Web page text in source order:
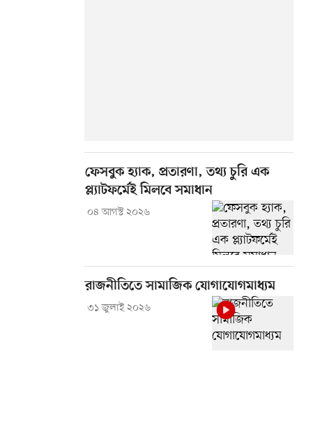
ফেসবুক হ্যাক, প্রতারণা, তথ্য চুরি এক
প্ল্যাটফর্মেই মিলবে সমাধান
০৪ আগস্ট ২০২৬
রাজনীতিতে সামাজিক যোগাযোগমাধ্যম
৩১ জুলাই ২০২৬